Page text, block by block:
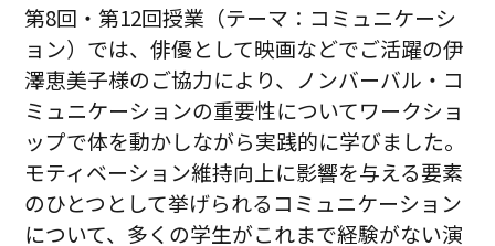
第8回・第12回授業（テーマ：コミュニケーシ
ョン）では、俳優として映画などでご活躍の伊
澤恵美子様のご協力により、ノンバーバル・コ
ミュニケーションの重要性についてワークショ
ップで体を動かしながら実践的に学びました。
モティベーション維持向上に影響を与える要素
のひとつとして挙げられるコミュニケーション
について、多くの学生がこれまで経験がない演